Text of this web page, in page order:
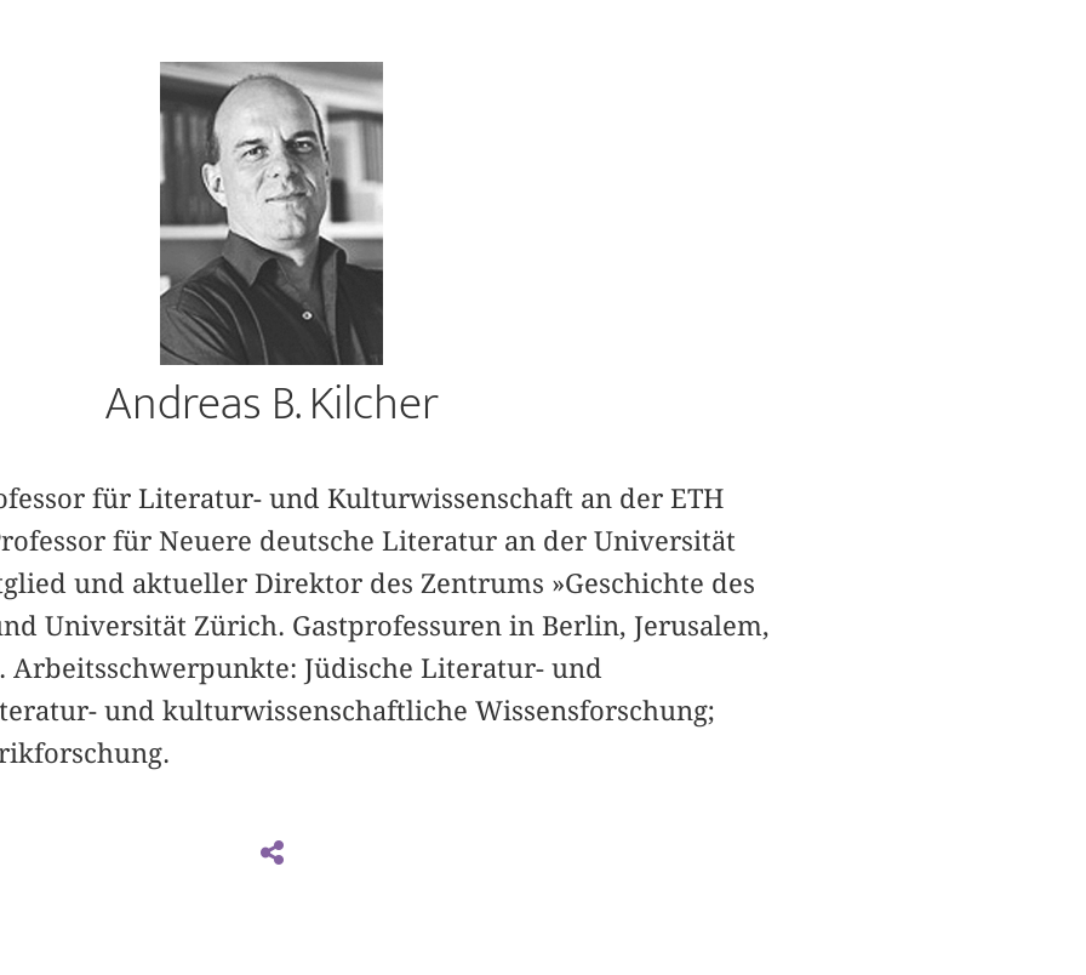
Andreas B. Kilcher
für Literatur- und Kulturwissenschaft an der ETH
für Neuere deutsche Literatur an der Universität
und aktueller Direktor des Zentrums »Geschichte des
Universität Zürich. Gastprofessuren in Berlin, Jerusalem,
Arbeitsschwerpunkte: Jüdische Literatur- und
und kulturwissenschaftliche Wissensforschung;